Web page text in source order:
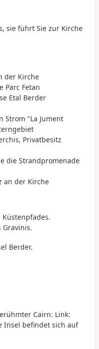
sie führt Sie zur Kirche
der Kirche
Parc Fetan
Etal Berder
Strom "La Jument
Privatbesitz
die Strandpromenade
an der Kirche
Küstenpfades.
Gravinis.
Berder.
Cairn: Link:
Insel befindet sich auf